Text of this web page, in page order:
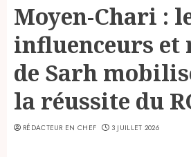
Moyen-Chari :
influenceurs et
de Sarh
la réussite du
RÉDACTEUR EN CHEF 3 JUILLET 2026